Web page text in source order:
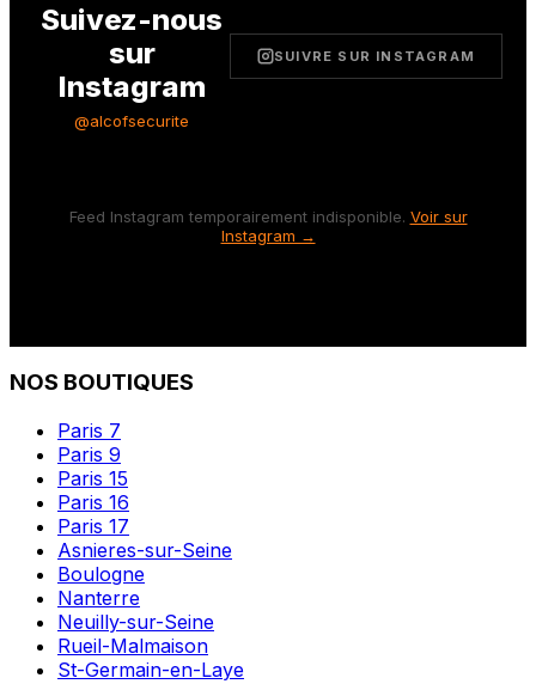
Suivez-nous
sur
Instagram
@alcofsecurite
SUIVRE SUR INSTAGRAM
Feed Instagram temporairement indisponible. Voir sur
Instagram →
NOS BOUTIQUES
Paris 7
Paris 9
Paris 15
Paris 16
Paris 17
Asnieres-sur-Seine
Boulogne
Nanterre
Neuilly-sur-Seine
Rueil-Malmaison
St-Germain-en-Laye